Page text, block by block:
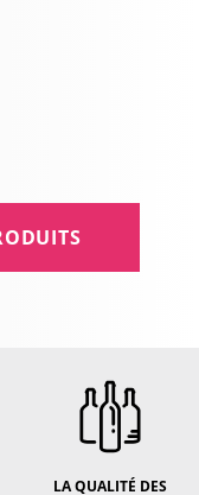
LA QUALITÉ DES